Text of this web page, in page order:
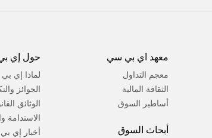
معهد اي بي سي
معجم التداول
الثقافة المالية
أساطير السوق
أبحاث السوق
حول إي
لماذا إي
الجوائز
الوثائق
الاستدامة
أخبار إي